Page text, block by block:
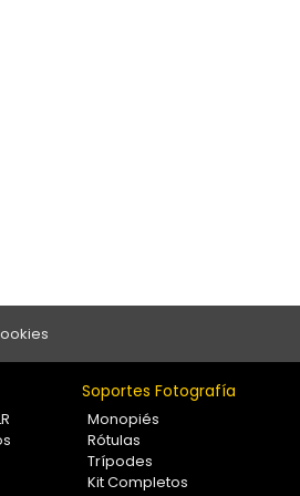
Soportes Fotografía
Monopiés
Rótulas
Trípodes
Kit Completos